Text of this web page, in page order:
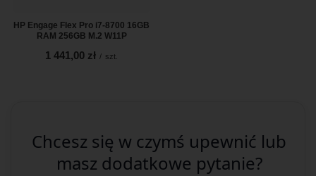
HP Engage Flex Pro i7-8700 16GB
RAM 256GB M.2 W11P
1 441,00 zł / szt.
Chcesz się w czymś upewnić lub
masz dodatkowe pytanie?